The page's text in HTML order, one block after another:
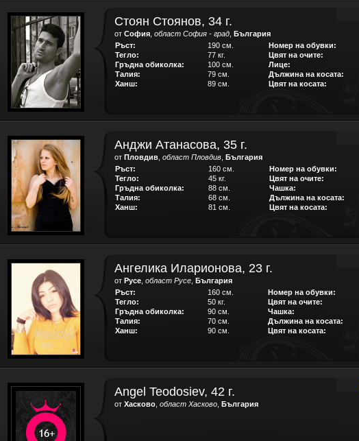
Стоян Стоянов, 34 г.
от София област София - град България
Ръст:
190 см. Номер на обувки:
Тегло:
77 кг. Цвят на очите:
Гръдна обиколка:
100 см. Лице:
Талия:
79 см. Дължина на косата:
Ханш:
89 см. Цвят на косата:
Анджи Атанасова, 35 г.
от Пловдив област Пловдив България
Ръст:
160 см. Номер на обувки:
Тегло:
45 кг. Цвят на очите:
Гръдна обиколка:
88 см. Чашка:
Талия:
68 см. Дължина на косата:
Ханш:
81 см. Цвят на косата:
Ангелика Иларионова, 23 г.
от Русе област Русе България
Ръст:
160 см. Номер на обувки:
Тегло:
50 кг. Цвят на очите:
Гръдна обиколка:
90 см. Чашка:
Талия:
70 см. Дължина на косата:
Ханш:
90 см. Цвят на косата:
Angel Teodosiev, 42 г.
от Хасково област Хасково България